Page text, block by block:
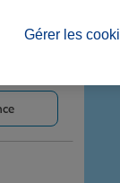
Gérer les